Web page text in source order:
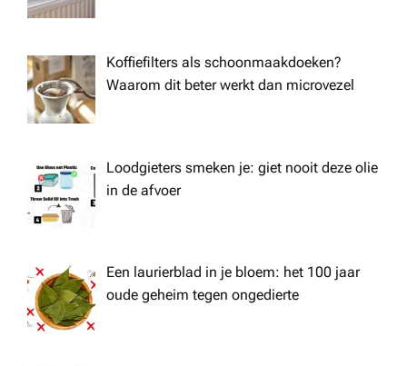
Koffiefilters als schoonmaakdoeken?
Waarom dit beter werkt dan microvezel
Loodgieters smeken je: giet nooit deze olie
in de afvoer
Een laurierblad in je bloem: het 100 jaar
oude geheim tegen ongedierte